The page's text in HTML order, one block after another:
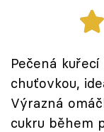
Sledujte
Přihlášení
Sledujte nás
Pečená
chuťovkou,
Výrazná
cukru během